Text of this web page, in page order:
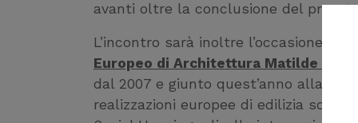
avanti oltre la conclusione del
L’incontro sarà inoltre l’occasione
Europeo di Architettura Matilde Baffa
dal 2007 e giunto quest’anno alla
realizzazioni europee di edilizia